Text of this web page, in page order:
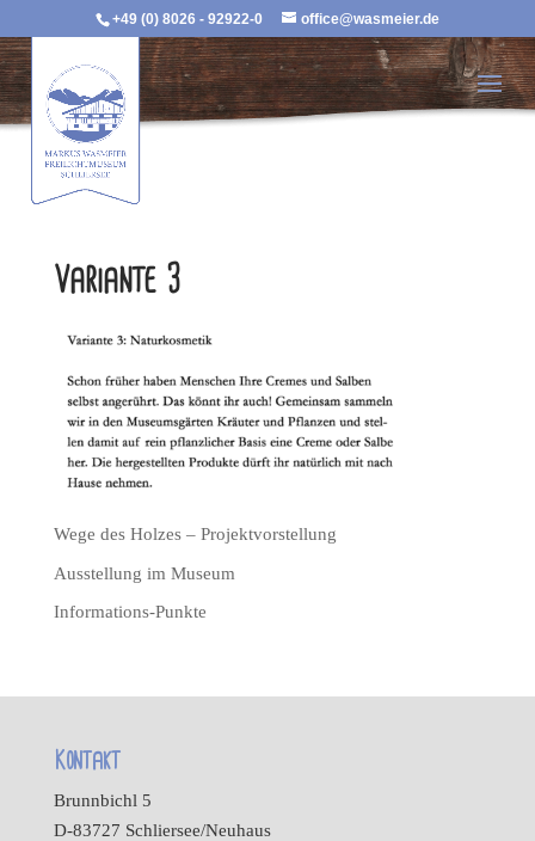
+49 (0) 8026 - 92922-0 office@wasmeier.de
Variante 3
Wege des Holzes – Projektvorstellung
Ausstellung im Museum
Informations-Punkte
Kontakt
Brunnbichl 5
D-83727 Schliersee/Neuhaus